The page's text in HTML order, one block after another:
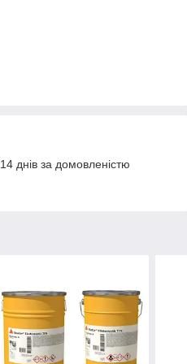
днів за домовленістю